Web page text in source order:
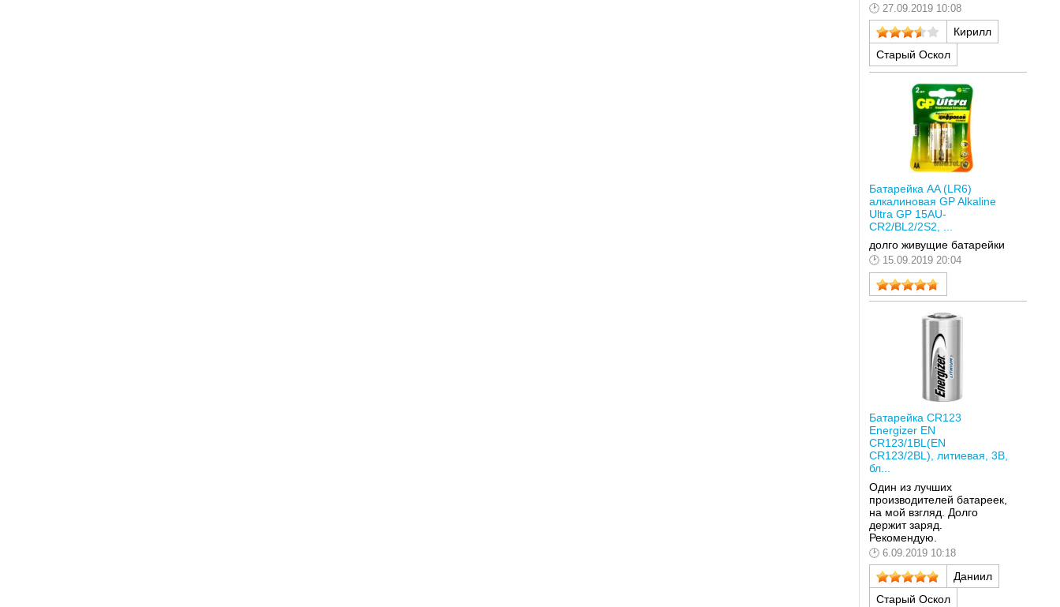
27.09.2019 10:08
Кирилл
Старый Оскол
Батарейка AA (LR6)
алкалиновая GP Alkaline
Ultra GP 15AU-
CR2/BL2/2S2, ...
долго живущие батарейки
15.09.2019 20:04
Батарейка CR123
Energizer EN
CR123/1BL(EN
CR123/2BL), литиевая, 3В,
бл...
Один из лучших
производителей батареек,
на мой взгляд. Долго
держит заряд.
Рекомендую.
6.09.2019 10:18
Даниил
Старый Оскол